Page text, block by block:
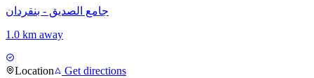
جامع الصديق - بنقردان
1.0 km away
Location Get directions